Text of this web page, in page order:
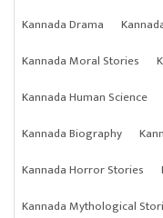
Kannada Drama
Kannada Moral Stories
Kannada Human Science
Kannada Biography
Kannada Horror Stories
Kannada Mythological